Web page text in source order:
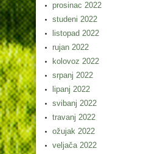
prosinac 2022
studeni 2022
listopad 2022
rujan 2022
kolovoz 2022
srpanj 2022
lipanj 2022
svibanj 2022
travanj 2022
ožujak 2022
veljača 2022